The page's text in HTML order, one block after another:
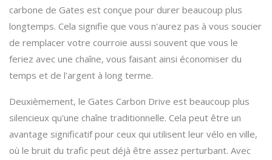
carbone de Gates est conçue pour durer beaucoup plus
longtemps. Cela signifie que vous n'aurez pas à vous soucier
de remplacer votre courroie aussi souvent que vous le
feriez avec une chaîne, vous faisant ainsi économiser du
temps et de l'argent à long terme.
Deuxièmement, le Gates Carbon Drive est beaucoup plus
silencieux qu'une chaîne traditionnelle. Cela peut être un
avantage significatif pour ceux qui utilisent leur vélo en ville,
où le bruit du trafic peut déjà être assez perturbant. Avec